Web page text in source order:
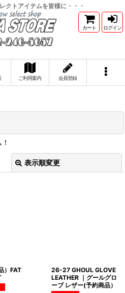
クトアイテムを皆様に・・・
カート ログイン
ご利用案内 会員登録
表示順変更
）FAT
26-27 GHOUL GLOVE
LEATHER ｜グールグロ
ーブ レザー(予約商品）